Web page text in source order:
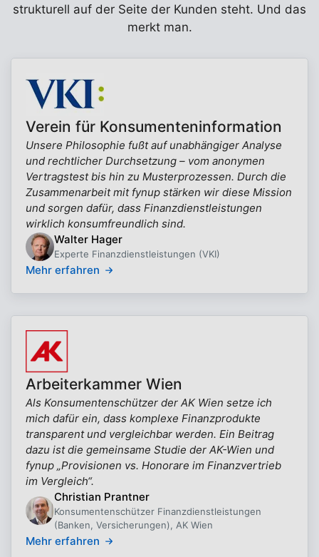
strukturell auf der Seite der Kunden steht. Und das
merkt man.
Verein für Konsumenteninformation
Unsere Philosophie fußt auf unabhängiger Analyse
und rechtlicher Durchsetzung – vom anonymen
Vertragstest bis hin zu Musterprozessen. Durch die
Zusammenarbeit mit fynup stärken wir diese Mission
und sorgen dafür, dass Finanzdienstleistungen
wirklich konsumfreundlich sind.
Walter Hager
Experte Finanzdienstleistungen (VKI)
Mehr erfahren
Arbeiterkammer Wien
Als Konsumentenschützer der AK Wien setze ich
mich dafür ein, dass komplexe Finanzprodukte
transparent und vergleichbar werden. Ein Beitrag
dazu ist die gemeinsame Studie der AK-Wien und
fynup „Provisionen vs. Honorare im Finanzvertrieb
im Vergleich“.
Christian Prantner
Konsumentenschützer Finanzdienstleistungen
(Banken, Versicherungen), AK Wien
Mehr erfahren